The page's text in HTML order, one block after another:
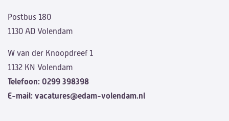
Postbus 180
1130 AD Volendam
W van der Knoopdreef 1
1132 KN Volendam
Telefoon: 0299 398398
E-mail: vacatures@edam-volendam.nl